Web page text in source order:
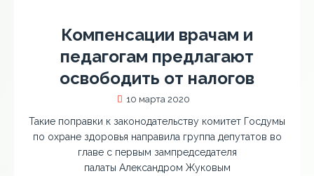
Компенсации врачам и
педагогам предлагают
освободить от налогов
10 марта 2020
Такие поправки к законодательству комитет Госдумы
по охране здоровья направила группа депутатов во
главе с первым зампредседателя
палаты Александром Жуковым